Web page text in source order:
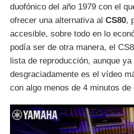
duofónico del año 1979 con el
ofrecer una alternativa al CS80,
accesible, sobre todo en lo
podía ser de otra manera, el
lista de reproducción, aunque
desgraciadamente es el vídeo
con algo menos de 4 minutos de